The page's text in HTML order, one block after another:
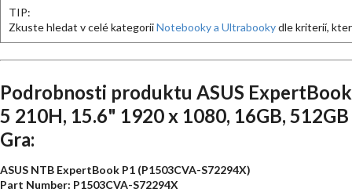
TIP:
Zkuste hledat v celé kategoriiNotebooky a Ultrabookydle kriterií,
Podrobnosti produktu ASUS
5 210H, 15.6" 1920 x 1080, 16GB,
Gra:
ASUS NTB ExpertBook P1 (P1503CVA-S72294X)
Part Number: P1503CVA-S72294X